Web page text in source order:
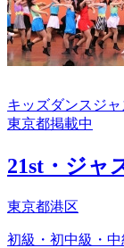
キッズダンス ジ
東京都掲載中
21st・ジャ
東京都港区
初級・初中級・